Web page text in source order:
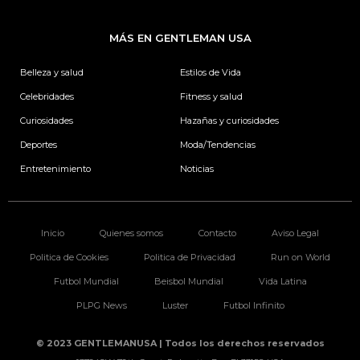
b
o
a
g
e
d
n
t
e
MÁS EN GENTLEMAN USA
Belleza y salud
Celebridades
Curiosidades
Deportes
Entretenimiento
Estilos de Vida
Fitness y salud
Hazañas y curiosidades
Moda/Tendencias
Noticias
Inicio Quienes somos Contacto Aviso Legal
Politica de Cookies Politica de Privacidad Run on World
Futbol Mundial Beisbol Mundial Vida Latina
PLPG News Luster Futbol Infinito
© 2023 GENTLEMANUSA | Todos los derechos reservados